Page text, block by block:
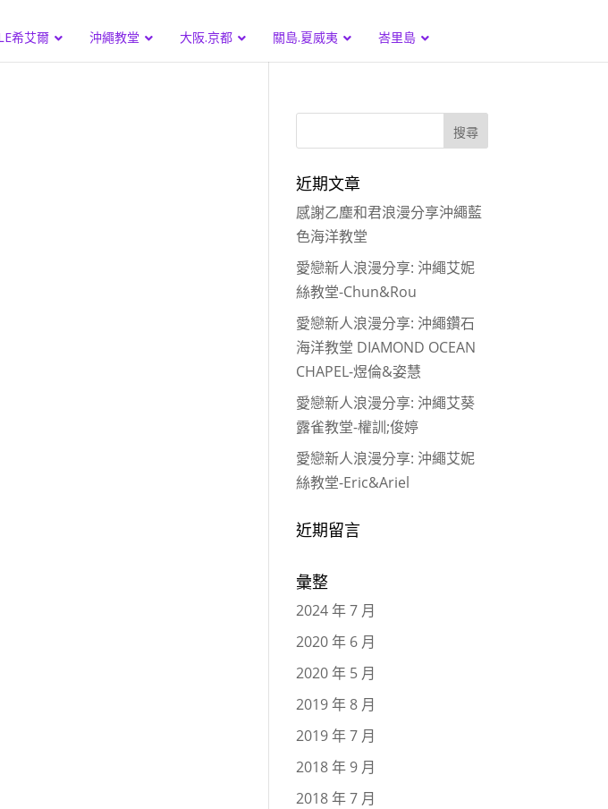
希艾爾 沖繩教堂 大阪.京都 關島.夏威夷 峇里島
近期文章
感謝乙塵和君浪漫分享沖繩藍
色海洋教堂
愛戀新人浪漫分享: 沖繩艾妮
絲教堂-Chun&Rou
愛戀新人浪漫分享: 沖繩鑽石
海洋教堂 DIAMOND OCEAN
CHAPEL-煜倫&姿慧
愛戀新人浪漫分享: 沖繩艾葵
露雀教堂-權訓;俊婷
愛戀新人浪漫分享: 沖繩艾妮
絲教堂-Eric&Ariel
近期留言
彙整
2024 年 7 月
2020 年 6 月
2020 年 5 月
2019 年 8 月
2019 年 7 月
2018 年 9 月
2018 年 7 月